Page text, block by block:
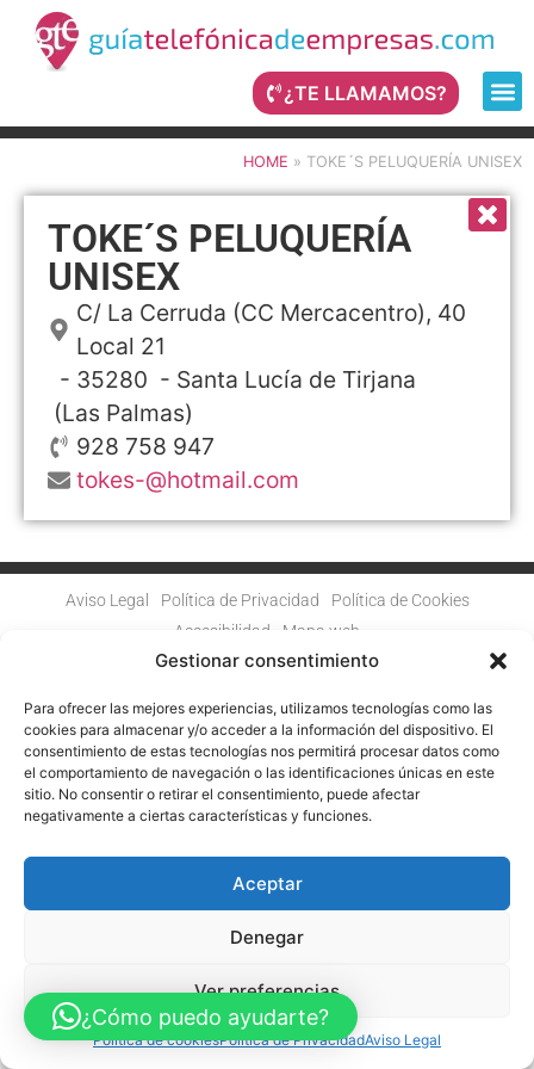
Gestionar consentimiento
Para ofrecer las mejores experiencias, utilizamos tecnologías como las
cookies para almacenar y/o acceder a la información del dispositivo. El
consentimiento de estas tecnologías nos permitirá procesar datos como
el comportamiento de navegación o las identificaciones únicas en este
sitio. No consentir o retirar el consentimiento, puede afectar
negativamente a ciertas características y funciones.
Aceptar
Denegar
Ver preferencias
Política de cookiesPolítica de PrivacidadAviso Legal
¿TE LLAMAMOS?
HOME » TOKE´S PELUQUERÍA UNISEX
TOKE´S PELUQUERÍA
UNISEX
C/ La Cerruda (CC Mercacentro), 40
Local 21
- 35280 - Santa Lucía de Tirjana
(Las Palmas)
928 758 947
tokes-@hotmail.com
Aviso Legal Política de Privacidad
Política de Cookies
Accesibilidad
Mapa web
FINANCIADO POR LA UNIÓN EUROPEA CON EL PROGRAMA KIT
DIGITAL POR LOS FONDOS NEXT GENERATION (EU) DEL
© Guia Telefónica de Empresas – Todos los derechos reservados.
¿Cómo puedo ayudarte?